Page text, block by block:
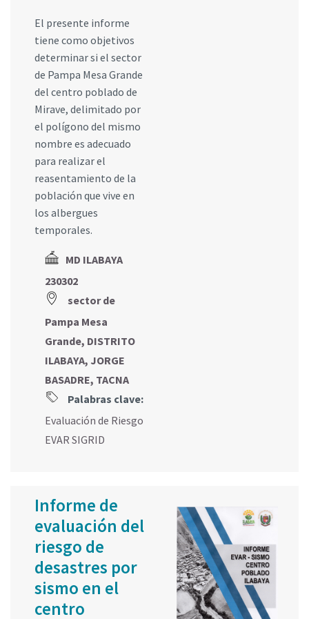
El presente informe
tiene como objetivos
determinar si el sector
de Pampa Mesa Grande
del centro poblado de
Mirave, delimitado por
el polígono del mismo
nombre es adecuado
para realizar el
reasentamiento de la
población que vive en
los albergues
temporales.
MD ILABAYA
230302
sector de
Pampa Mesa
Grande, DISTRITO
ILABAYA, JORGE
BASADRE, TACNA
Palabras clave:
Evaluación de Riesgo
EVAR SIGRID
Informe de
evaluación del
riesgo de
desastres por
sismo en el
centro